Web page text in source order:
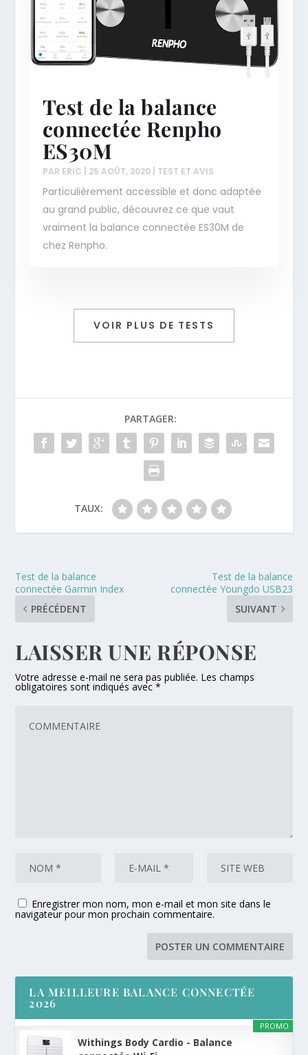
Test de la balance
connectée Renpho
ES30M
PAR ERIC 25 AOÛT, 2020| TEST ET AVIS
Particulièrement accessible et donc adaptée
au grand public, découvrez ce que vaut
vraiment la balance connectée ES30M de
chez Renpho.
VOIR PLUS DE TESTS
PARTAGER:
TAUX:
Test de la balance
connectée Garmin Index
PRÉCÉDENT
Test de la balance
connectée Youngdo USB23
SUIVANT
LAISSER UNE RÉPONSE
Votre adresse e-mail ne sera pas publiée. Les champs
obligatoires sont indiqués avec*
Enregistrer mon nom, mon e-mail et mon site dans le
navigateur pour mon prochain commentaire.
LA MEILLEURE BALANCE CONNECTÉE
2026
PROMO
Withings Body Cardio - Balance